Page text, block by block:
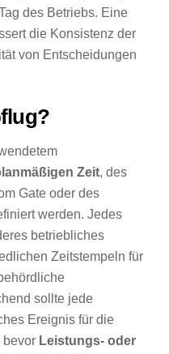
des Betriebs. Eine
die Konsistenz der
von Entscheidungen
Zeit, des
Gate oder des
werden. Jedes
betriebliches
Zeitstempeln für
sollte jede
Ereignis für die
bevor Leistungs- oder